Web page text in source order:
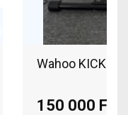
Indoor Bike
Wahoo KICKR
150 000 Ft